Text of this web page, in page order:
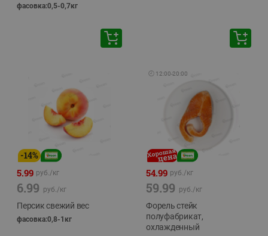
фасовка:0,5-0,7кг
-14%
5.99 руб./кг
6.99 руб./кг
Персик свежий вес
фасовка:0,8-1кг
🕘 12:00-20:00
54.99 руб./кг
59.99 руб./кг
Форель стейк
полуфабрикат,
охлажденный